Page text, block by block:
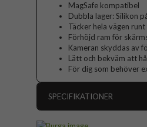
MagSafe kompatibel
Dubbla lager: Silikon
Täcker hela vägen
Förhöjd ram för
Kameran skyddas av
Lätt och bekväm att
För dig som behöver
SPECIFIKATIONER